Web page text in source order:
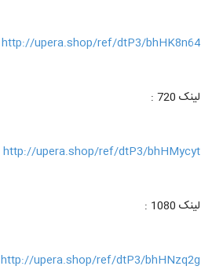
http://upera.shop/ref/dtP3/bhHK8n64
لینک 720 :
http://upera.shop/ref/dtP3/bhHMycyt
لینک 1080 :
http://upera.shop/ref/dtP3/bhHNzq2g